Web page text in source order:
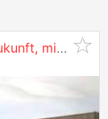
NOOA Space - der Bürostandort der Zukunft, mit 814 m² in